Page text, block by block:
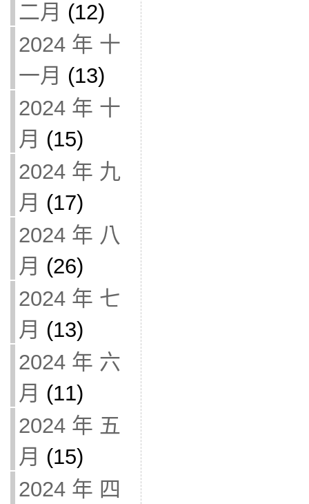
二月 (12)
2024 年 十
一月 (13)
2024 年 十
月 (15)
2024 年 九
月 (17)
2024 年 八
月 (26)
2024 年 七
月 (13)
2024 年 六
月 (11)
2024 年 五
月 (15)
2024 年 四